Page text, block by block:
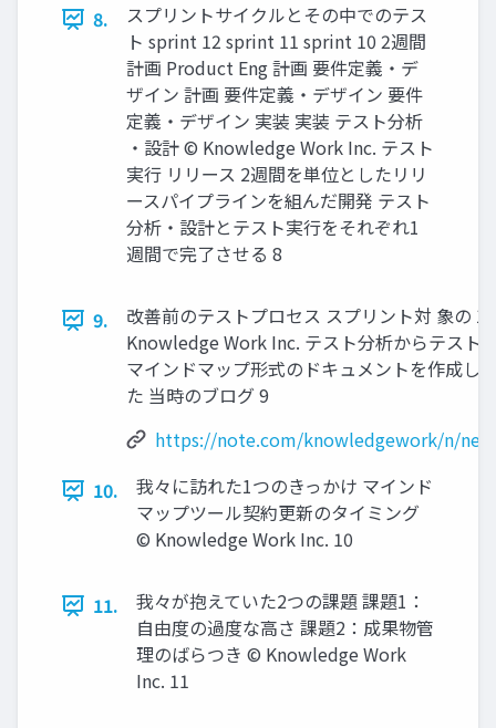
8.
スプリントサイクルとその中でのテス
ト sprint 12 sprint 11 sprint 10 2週間
計画 Product Eng 計画 要件定義・デ
ザイン 計画 要件定義・デザイン 要件
定義・デザイン 実装 実装 テスト分析
・設計 © Knowledge Work Inc. テスト
実行 リリース 2週間を単位としたリリ
ースパイプラインを組んだ開発 テスト
分析・設計とテスト実行をそれぞれ1
週間で完了させる 8
9.
改善前のテストプロセス スプリント対 象の
Knowledge Work Inc. テスト分析からテスト
マインドマップ形式のドキュメントを作成し
た 当時のブログ 9
https://note.com/knowledgework/n/
10.
我々に訪れた1つのきっかけ マインド
マップツール契約更新のタイミング
© Knowledge Work Inc. 10
11.
我々が抱えていた2つの課題 課題1：
自由度の過度な高さ 課題2：成果物管
理のばらつき © Knowledge Work
Inc. 11